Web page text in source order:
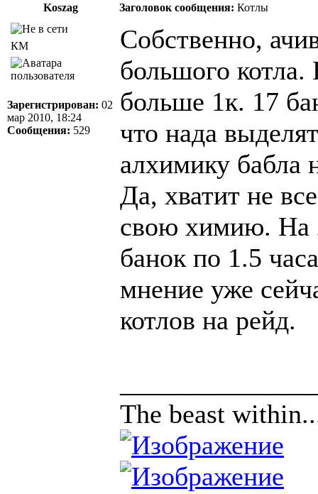
Koszag
Заголовок сообщения: Котлы
КМ
Зарегистрирован: 02
мар 2010, 18:24
Сообщения: 529
Собственно,
большого котла.
больше 1к. 17
что нада
алхимику бабла
Да, хватит не
свою химию. На
банок по 1.5
мнение уже
котлов на рейд.
The beast